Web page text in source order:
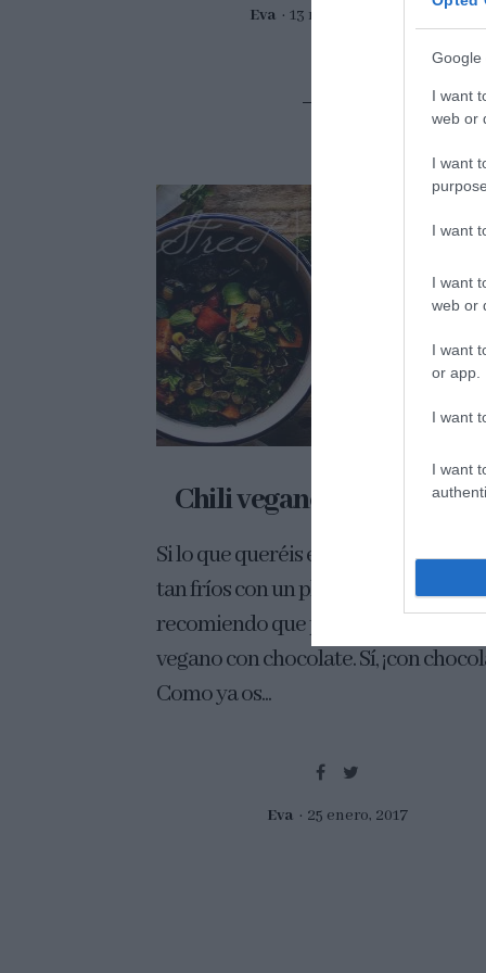
Google
I want
web or
I want
I want
I want
web or
I want
or app.
I want
I want
Eva 13 noviembre, 2017
Chili vegano con
Si lo que queréis es combatir estos
tan fríos con un plato poco aburrido,
recomiendo que probéis este chili
vegano con chocolate. Sí, ¡con
Como ya os...
Eva 25 enero, 2017